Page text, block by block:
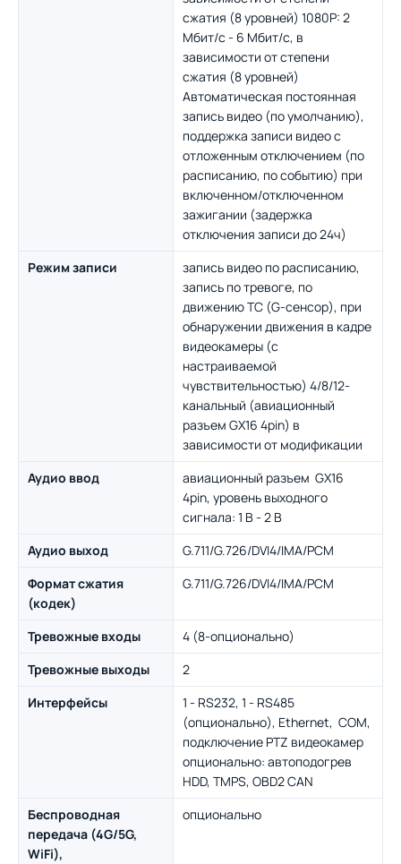
сжатия (8 уровней) 1080P: 2
Мбит/с - 6 Мбит/с, в
зависимости от степени
сжатия (8 уровней)
Автоматическая постоянная
запись видео (по умолчанию),
поддержка записи видео с
отложенным отключением (по
расписанию, по событию) при
включенном/отключенном
зажигании (задержка
отключения записи до 24ч)
Режим записи
запись видео по расписанию,
запись по тревоге, по
движению ТС (G-сенсор), при
обнаружении движения в кадре
видеокамеры (с
настраиваемой
чувствительностью) 4/8/12-
канальный (авиационный
разъем GX16 4pin) в
зависимости от модификации
Аудио ввод
авиационный разъем GX16
4pin, уровень выходного
сигнала: 1 В - 2 В
Аудио выход
G.711/G.726/DVI4/IMA/PCM
Формат сжатия
(кодек)
G.711/G.726/DVI4/IMA/PCM
Тревожные входы
4 (8-опционально)
Тревожные выходы
2
Интерфейсы
1 - RS232, 1 - RS485
(опционально), Ethernet, COM,
подключение PTZ видеокамер
опционально: автоподогрев
HDD, TMPS, OBD2 CAN
Беспроводная
передача (4G/5G,
WiFi),
опционально